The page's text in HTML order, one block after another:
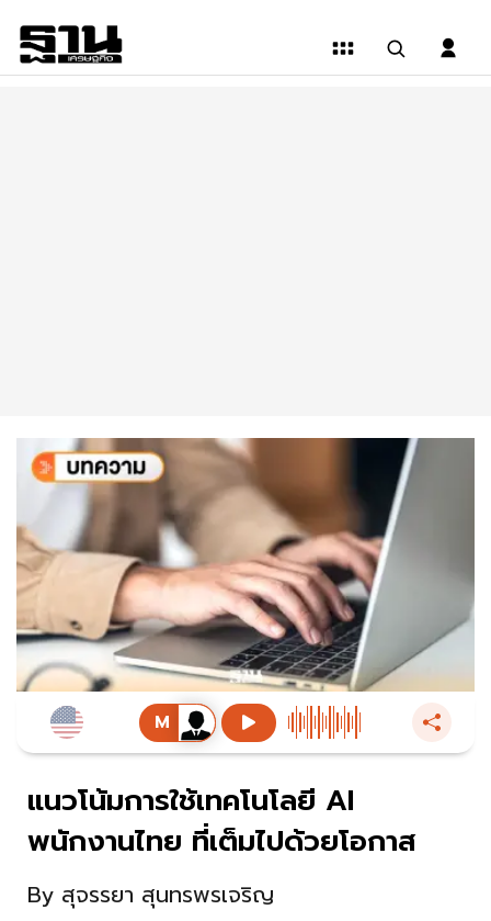
แนวโน้มการใช้เทคโนโลยี AI
พนักงานไทย ที่เต็มไปด้วยโอกาส
By สุจรรยา สุนทรพรเจริญ